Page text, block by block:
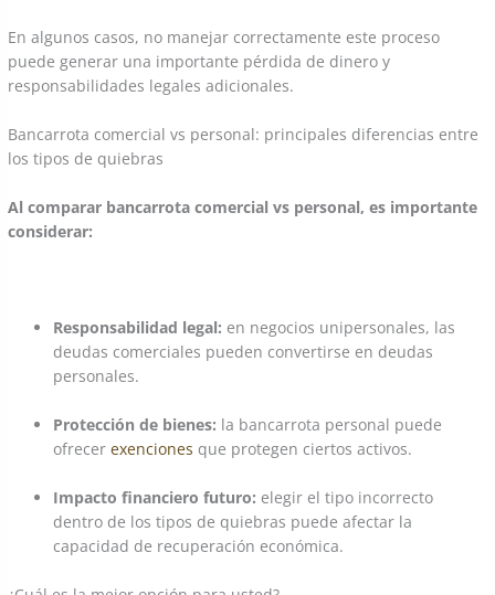
En algunos casos, no manejar correctamente este proceso
puede generar una importante pérdida de dinero y
responsabilidades legales adicionales.
Bancarrota comercial vs personal: principales diferencias entre
los tipos de quiebras
Al comparar bancarrota comercial vs personal, es importante
considerar:
Responsabilidad legal: en negocios unipersonales, las
deudas comerciales pueden convertirse en deudas
personales.
Protección de bienes: la bancarrota personal puede
ofrecer exenciones que protegen ciertos activos.
Impacto financiero futuro: elegir el tipo incorrecto
dentro de los tipos de quiebras puede afectar la
capacidad de recuperación económica.